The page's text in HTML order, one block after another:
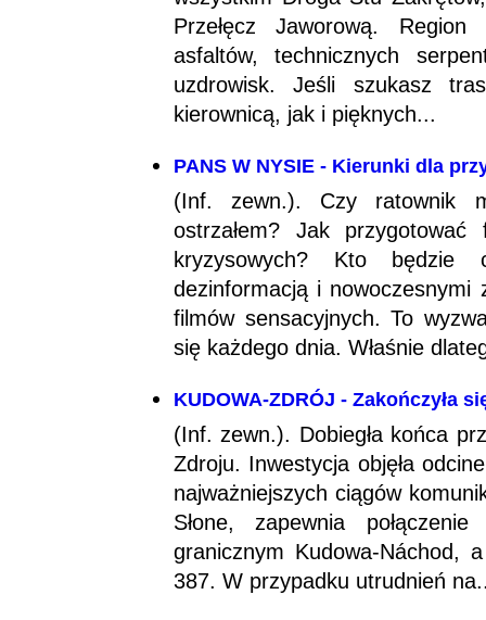
Przełęcz Jaworową. Region
asfaltów, technicznych
uzdrowisk. Jeśli szukasz
kierownicą, jak i pięknych...
PANS W NYSIE - Kierunki dla
(Inf. zewn.). Czy ratownik
ostrzałem? Jak
kryzysowych? Kto będzie
dezinformacją i
filmów sensacyjnych. To
się każdego dnia. Właśnie
KUDOWA-ZDRÓJ - Zakończyła
(Inf. zewn.). Dobiegła końca
Zdroju. Inwestycja objęła
najważniejszych ciągów
Słone, zapewnia
granicznym Kudowa-Náchod,
387. W przypadku utrudnień